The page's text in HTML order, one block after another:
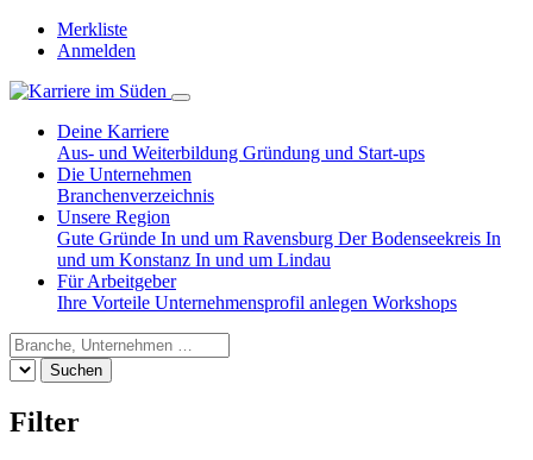
Merkliste
Anmelden
Deine Karriere
Aus- und Weiterbildung Gründung und Start-ups
Die Unternehmen
Branchenverzeichnis
Unsere Region
Gute Gründe In und um Ravensburg Der Bodenseekreis In
und um Konstanz In und um Lindau
Für Arbeitgeber
Ihre Vorteile Unternehmensprofil anlegen Workshops
Suchen
Filter